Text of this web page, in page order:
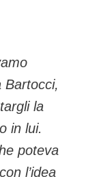
Bartocci,
la
in lui.
poteva
l’idea